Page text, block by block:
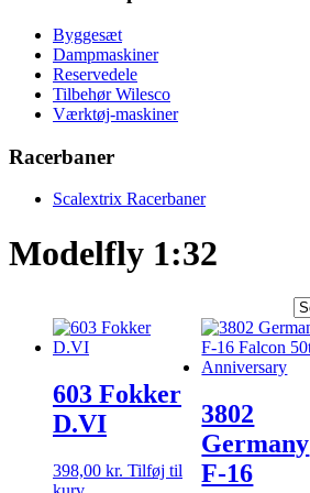
Byggesæt
Dampmaskiner
Reservedele
Tilbehør Wilesco
Værktøj-maskiner
Racerbaner
Scalextrix Racerbaner
Modelfly 1:32
603 Fokker
D.VI
398,00 kr. Tilføj til
3802
Germany
F-16